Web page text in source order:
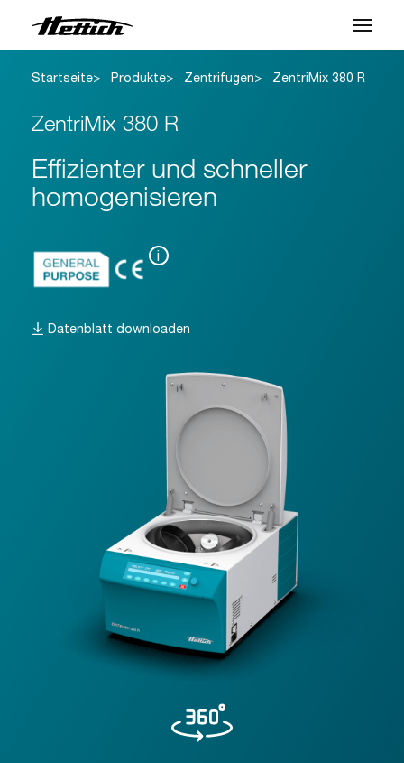
Produkte
Anwendungen
Support Center
Über uns
Kontakt
Startseite Produkte Zentrifugen ZentriMix 380 R
ZentriMix 380 R
Effizienter und schneller
homogenisieren
i
Datenblatt downloaden